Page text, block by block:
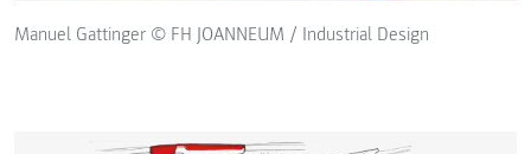
Manuel Gattinger © FH JOANNEUM / Industrial Design